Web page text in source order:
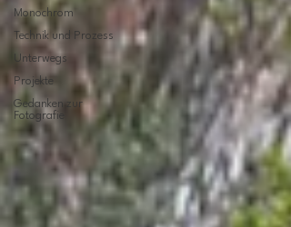
Monochrom
Technik und Prozess
Unterwegs
Projekte
Gedanken zur
Fotografie